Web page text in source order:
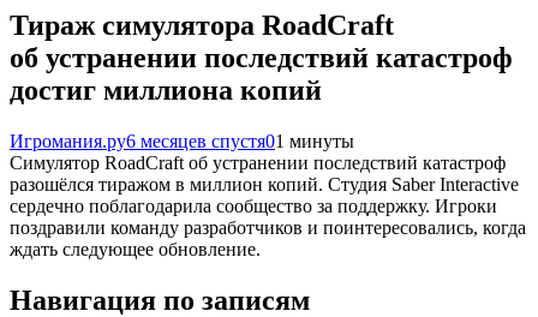
Тираж симулятора RoadCraft
об устранении последствий катастроф
достиг миллиона копий
Игромания.ру6 месяцев спустя01 минуты
Симулятор RoadCraft об устранении последствий катастроф
разошёлся тиражом в миллион копий. Студия Saber Interactive
сердечно поблагодарила сообщество за поддержку. Игроки
поздравили команду разработчиков и поинтересовались, когда
ждать следующее обновление.
Навигация по записям